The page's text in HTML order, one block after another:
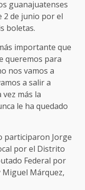
guanajuatenses
2 de junio por el
boletas.
importante que
queremos para
nos vamos a
a salir a
más la
le ha quedado
participaron Jorge
por el Distrito
Federal por
Miguel Márquez,